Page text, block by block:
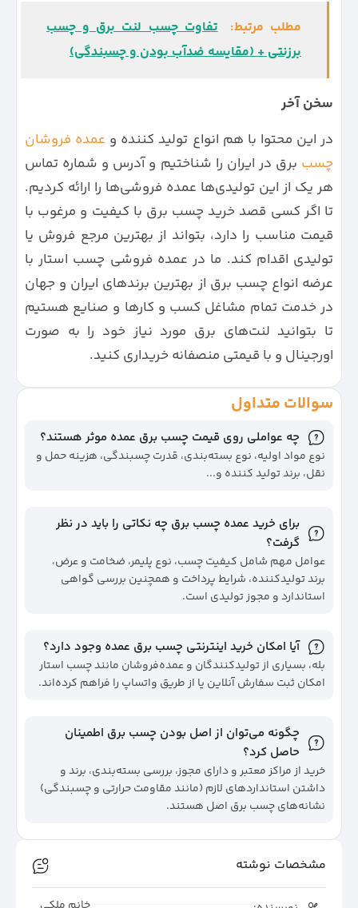
مطلب مرتبط:
تفاوت چسب لنت برق و چسب
برزنتی + (مقایسه ضدآب بودن و چسبندگی)
سخن آخر
در این محتوا با هم انواع تولید کننده و عمده فروشان
چسب برق در ایران را شناختیم و آدرس و شماره تماس
هر یک از این تولیدی‌ها عمده فروشی‌ها را ارائه کردیم.
تا اگر کسی قصد خرید چسب برق با کیفیت و مرغوب با
قیمت مناسب را دارد، بتواند از بهترین مرجع فروش یا
تولیدی اقدام کند. ما در عمده فروشی چسب استار با
عرضه انواع چسب برق از بهترین برندهای ایران و جهان
در خدمت تمام مشاغل کسب و کارها و صنایع هستیم
تا بتوانید لنت‌های برق مورد نیاز خود را به صورت
اورجینال و با قیمتی منصفانه خریداری کنید.
سوالات متداول
چه عواملی روی قیمت چسب برق عمده موثر هستند؟
نوع مواد اولیه، نوع بسته‌بندی، قدرت چسبندگی، هزینه حمل و
نقل، برند تولید کننده و...
برای خرید عمده چسب برق چه نکاتی را باید در نظر
گرفت؟
عوامل مهم شامل کیفیت چسب، نوع پلیمر، ضخامت و عرض،
برند تولیدکننده، شرایط پرداخت و همچنین بررسی گواهی
استاندارد و مجوز تولیدی است.
آیا امکان خرید اینترنتی چسب برق عمده وجود دارد؟
بله، بسیاری از تولیدکنندگان و عمده‌فروشان مانند چسب استار
امکان ثبت سفارش آنلاین یا از طریق واتساپ را فراهم کرده‌اند.
چگونه می‌توان از اصل بودن چسب برق اطمینان
حاصل کرد؟
خرید از مراکز معتبر و دارای مجوز، بررسی بسته‌بندی، برند و
داشتن استانداردهای لازم (مانند مقاومت حرارتی و چسبندگی)
نشانه‌های چسب برق اصل هستند.
مشخصات نوشته